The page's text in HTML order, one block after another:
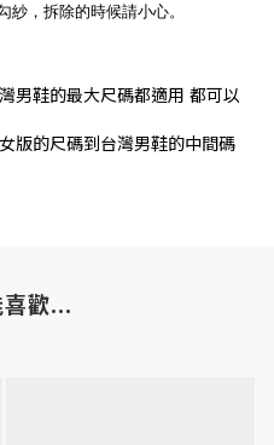
紗，拆除的時候請小心。
男鞋的最大尺碼都適用 都可以
版的尺碼到台灣男鞋的中間碼
歡...